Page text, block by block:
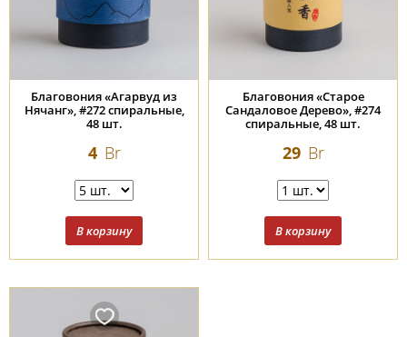
Благовония «Агарвуд из
Нячанг», #272 спиральные,
48 шт.
4 Br
Благовония «Старое
Сандаловое Дерево», #274
спиральные, 48 шт.
29 Br